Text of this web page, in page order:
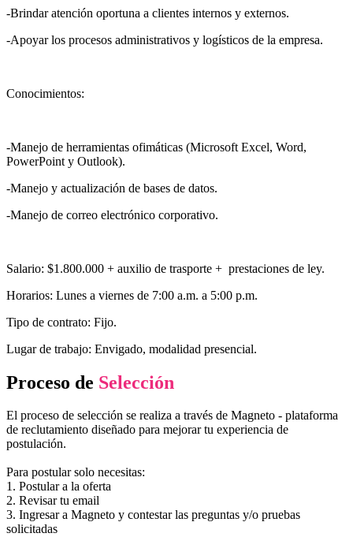
-Brindar atención oportuna a clientes internos y externos.
-Apoyar los procesos administrativos y logísticos de la empresa.
Conocimientos:
-Manejo de herramientas ofimáticas (Microsoft Excel, Word,
PowerPoint y Outlook).
-Manejo y actualización de bases de datos.
-Manejo de correo electrónico corporativo.
Salario: $1.800.000 + auxilio de trasporte + prestaciones de ley.
Horarios: Lunes a viernes de 7:00 a.m. a 5:00 p.m.
Tipo de contrato: Fijo.
Lugar de trabajo: Envigado, modalidad presencial.
Proceso de Selección
El proceso de selección se realiza a través de Magneto - plataforma
de reclutamiento diseñado para mejorar tu experiencia de
postulación.
Para postular solo necesitas:
1. Postular a la oferta
2. Revisar tu email
3. Ingresar a Magneto y contestar las preguntas y/o pruebas
solicitadas